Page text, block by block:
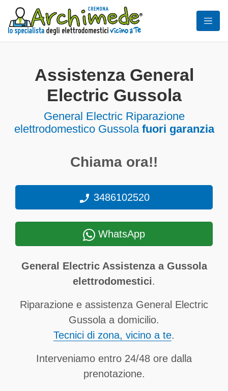
Assistenza General
Electric Gussola
General Electric Riparazione
elettrodomestico Gussola fuori garanzia
Chiama ora!!
3486102520
WhatsApp
General Electric Assistenza a Gussola
elettrodomestici.
Riparazione e assistenza General Electric
Gussola a domicilio.
Tecnici di zona, vicino a te.
Interveniamo entro 24/48 ore dalla
prenotazione.